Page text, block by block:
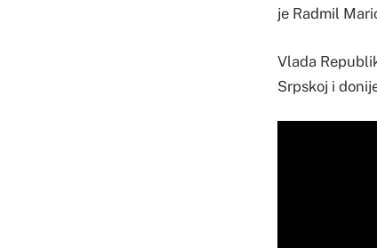
je Radmil
Vlada
Srpskoj i